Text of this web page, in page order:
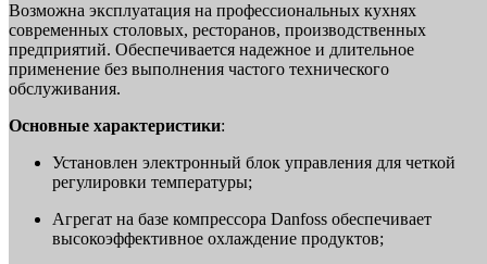
Возможна эксплуатация на профессиональных кухнях
современных столовых, ресторанов, производственных
предприятий. Обеспечивается надежное и длительное
применение без выполнения частого технического
обслуживания.
Основные характеристики:
Установлен электронный блок управления для четкой
регулировки температуры;
Агрегат на базе компрессора Danfoss обеспечивает
высокоэффективное охлаждение продуктов;